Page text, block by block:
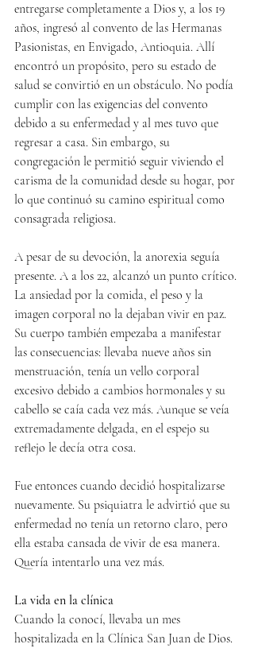
entregarse completamente a Dios y, a los 19
años, ingresó al convento de las Hermanas
Pasionistas, en Envigado, Antioquia. Allí
encontró un propósito, pero su estado de
salud se convirtió en un obstáculo. No podía
cumplir con las exigencias del convento
debido a su enfermedad y al mes tuvo que
regresar a casa. Sin embargo, su
congregación le permitió seguir viviendo el
carisma de la comunidad desde su hogar, por
lo que continuó su camino espiritual como
consagrada religiosa.
A pesar de su devoción, la anorexia seguía
presente. A a los 22, alcanzó un punto crítico.
La ansiedad por la comida, el peso y la
imagen corporal no la dejaban vivir en paz.
Su cuerpo también empezaba a manifestar
las consecuencias: llevaba nueve años sin
menstruación, tenía un vello corporal
excesivo debido a cambios hormonales y su
cabello se caía cada vez más. Aunque se veía
extremadamente delgada, en el espejo su
reflejo le decía otra cosa.
Fue entonces cuando decidió hospitalizarse
nuevamente. Su psiquiatra le advirtió que su
enfermedad no tenía un retorno claro, pero
ella estaba cansada de vivir de esa manera.
Quería intentarlo una vez más.
La vida en la clínica
Cuando la conocí, llevaba un mes
hospitalizada en la Clínica San Juan de Dios.